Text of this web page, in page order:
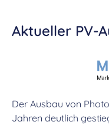
Aktueller PV-
Der Ausbau von
Jahren deutlich